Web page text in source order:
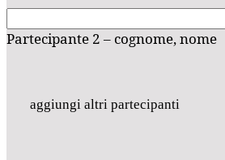
Partecipante 2 – cognome, nome
aggiungi altri partecipanti